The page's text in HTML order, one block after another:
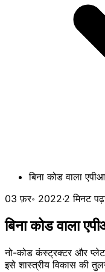
बिना कोड वाला
03 फ़र॰ 2022·2 मिनट
बिना कोड वाला
नो-कोड कंस्ट्रक्टर और
इसे शास्त्रीय विकास की